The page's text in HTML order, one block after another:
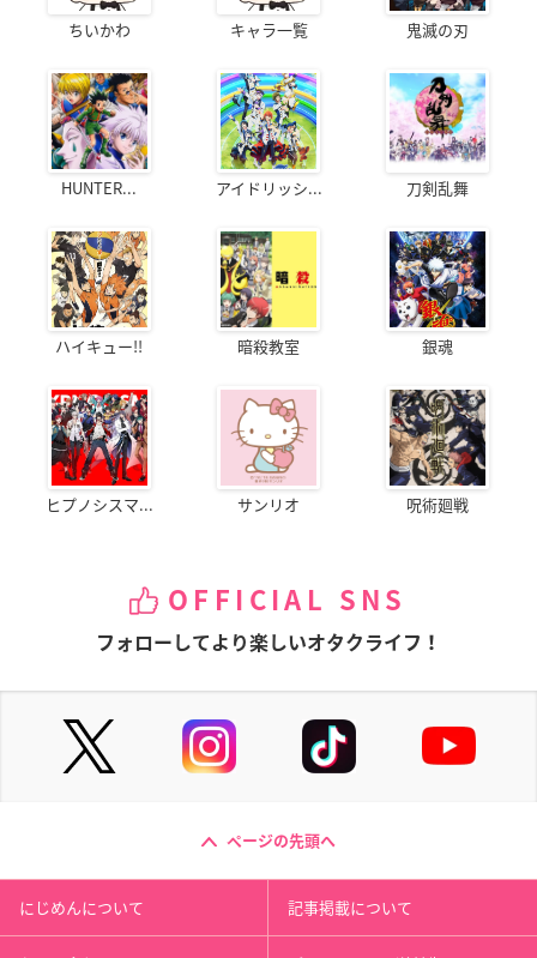
ちいかわ キャラ一覧 鬼滅の刃
HUNTER... アイドリッシ... 刀剣乱舞
ハイキュー!! 暗殺教室 銀魂
ヒプノシスマ... サンリオ 呪術廻戦
OFFICIAL SNS
フォローしてより楽しいオタクライフ！
ページの先頭へ
にじめんについて 記事掲載について